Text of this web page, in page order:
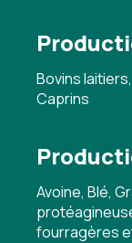
Bovins
Caprins
Avoine, Blé,
fourragères